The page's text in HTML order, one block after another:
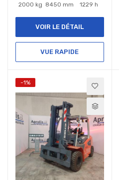
2000 kg 8450 mm 1229 h
VOIR LE DÉTAIL
VUE RAPIDE
-1%